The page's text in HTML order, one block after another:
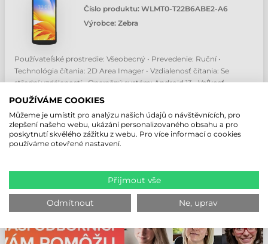
Číslo produktu: WLMT0-T22B6ABE2-A6
Výrobce: Zebra
Používateľské prostredie: Všeobecný • Prevedenie: Ruční •
Technológia čítania: 2D Area Imager • Vzdialenosť čítania: Se
střední vzdáleností • Operačný systém: Android 13 • Veľkosť
obrazovky: 6 " • Kapacita batérie: 5200 mAh
Bez DPH16 148,87 CZK
(19 863,11 CZK
ks
POUŽÍVÁME COOKIES
Můžeme je umístit pro analýzu našich údajů o návštěvnících, pro
zlepšení našeho webu, ukázání personalizovaného obsahu a pro
poskytnutí skvělého zážitku z webu. Pro více informací o cookies
používáme otevřené nastavení.
Přijmout vše
Odmítnout Ne, uprav